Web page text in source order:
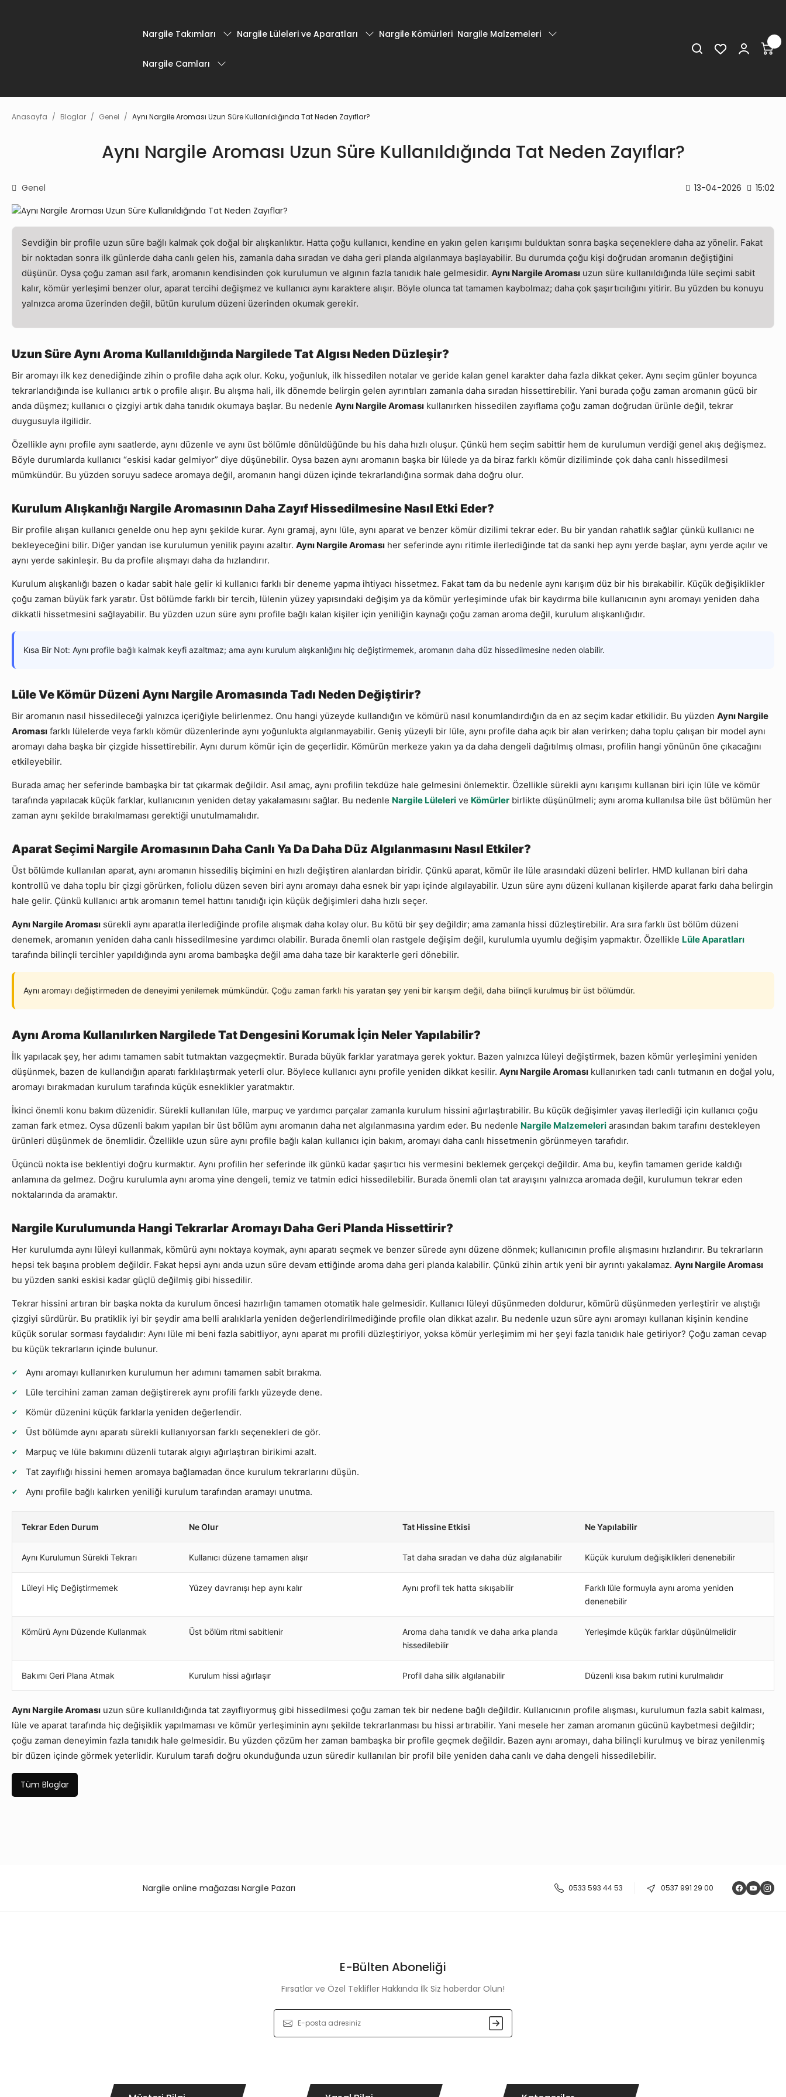
Nargile Takımları Nargile Lüleleri ve Aparatları Nargile Kömürleri Nargile Malzemeleri
Nargile Camları
Anasayfa Bloglar Genel Aynı Nargile Aroması Uzun Süre Kullanıldığında Tat Neden Zayıflar?
Aynı Nargile Aroması Uzun Süre Kullanıldığında Tat Neden Zayıflar?
Genel 13-04-2026 15:02
Sevdiğin bir profile uzun süre bağlı kalmak çok doğal bir alışkanlıktır. Hatta çoğu kullanıcı, kendine en yakın gelen karışımı bulduktan sonra başka seçeneklere daha az yönelir. Fakat
bir noktadan sonra ilk günlerde daha canlı gelen his, zamanla daha sıradan ve daha geri planda algılanmaya başlayabilir. Bu durumda çoğu kişi doğrudan aromanın değiştiğini
düşünür. Oysa çoğu zaman asıl fark, aromanın kendisinden çok kurulumun ve algının fazla tanıdık hale gelmesidir. Aynı Nargile Aroması uzun süre kullanıldığında lüle seçimi sabit
kalır, kömür yerleşimi benzer olur, aparat tercihi değişmez ve kullanıcı aynı karaktere alışır. Böyle olunca tat tamamen kaybolmaz; daha çok şaşırtıcılığını yitirir. Bu yüzden bu konuyu
yalnızca aroma üzerinden değil, bütün kurulum düzeni üzerinden okumak gerekir.
Uzun Süre Aynı Aroma Kullanıldığında Nargilede Tat Algısı Neden Düzleşir?
Bir aromayı ilk kez denediğinde zihin o profile daha açık olur. Koku, yoğunluk, ilk hissedilen notalar ve geride kalan genel karakter daha fazla dikkat çeker. Aynı seçim günler boyunca
tekrarlandığında ise kullanıcı artık o profile alışır. Bu alışma hali, ilk dönemde belirgin gelen ayrıntıları zamanla daha sıradan hissettirebilir. Yani burada çoğu zaman aromanın gücü bir
anda düşmez; kullanıcı o çizgiyi artık daha tanıdık okumaya başlar. Bu nedenle Aynı Nargile Aroması kullanırken hissedilen zayıflama çoğu zaman doğrudan ürünle değil, tekrar
duygusuyla ilgilidir.
Özellikle aynı profile aynı saatlerde, aynı düzenle ve aynı üst bölümle dönüldüğünde bu his daha hızlı oluşur. Çünkü hem seçim sabittir hem de kurulumun verdiği genel akış değişmez.
Böyle durumlarda kullanıcı “eskisi kadar gelmiyor” diye düşünebilir. Oysa bazen aynı aromanın başka bir lülede ya da biraz farklı kömür diziliminde çok daha canlı hissedilmesi
mümkündür. Bu yüzden soruyu sadece aromaya değil, aromanın hangi düzen içinde tekrarlandığına sormak daha doğru olur.
Kurulum Alışkanlığı Nargile Aromasının Daha Zayıf Hissedilmesine Nasıl Etki Eder?
Bir profile alışan kullanıcı genelde onu hep aynı şekilde kurar. Aynı gramaj, aynı lüle, aynı aparat ve benzer kömür dizilimi tekrar eder. Bu bir yandan rahatlık sağlar çünkü kullanıcı ne
bekleyeceğini bilir. Diğer yandan ise kurulumun yenilik payını azaltır. Aynı Nargile Aroması her seferinde aynı ritimle ilerlediğinde tat da sanki hep aynı yerde başlar, aynı yerde açılır ve
aynı yerde sakinleşir. Bu da profile alışmayı daha da hızlandırır.
Kurulum alışkanlığı bazen o kadar sabit hale gelir ki kullanıcı farklı bir deneme yapma ihtiyacı hissetmez. Fakat tam da bu nedenle aynı karışım düz bir his bırakabilir. Küçük değişiklikler
çoğu zaman büyük fark yaratır. Üst bölümde farklı bir tercih, lülenin yüzey yapısındaki değişim ya da kömür yerleşiminde ufak bir kaydırma bile kullanıcının aynı aromayı yeniden daha
dikkatli hissetmesini sağlayabilir. Bu yüzden uzun süre aynı profile bağlı kalan kişiler için yeniliğin kaynağı çoğu zaman aroma değil, kurulum alışkanlığıdır.
Kısa Bir Not: Aynı profile bağlı kalmak keyfi azaltmaz; ama aynı kurulum alışkanlığını hiç değiştirmemek, aromanın daha düz hissedilmesine neden olabilir.
Lüle Ve Kömür Düzeni Aynı Nargile Aromasında Tadı Neden Değiştirir?
Bir aromanın nasıl hissedileceği yalnızca içeriğiyle belirlenmez. Onu hangi yüzeyde kullandığın ve kömürü nasıl konumlandırdığın da en az seçim kadar etkilidir. Bu yüzden Aynı Nargile
Aroması farklı lülelerde veya farklı kömür düzenlerinde aynı yoğunlukta algılanmayabilir. Geniş yüzeyli bir lüle, aynı profile daha açık bir alan verirken; daha toplu çalışan bir model aynı
aromayı daha başka bir çizgide hissettirebilir. Aynı durum kömür için de geçerlidir. Kömürün merkeze yakın ya da daha dengeli dağıtılmış olması, profilin hangi yönünün öne çıkacağını
etkileyebilir.
Burada amaç her seferinde bambaşka bir tat çıkarmak değildir. Asıl amaç, aynı profilin tekdüze hale gelmesini önlemektir. Özellikle sürekli aynı karışımı kullanan biri için lüle ve kömür
tarafında yapılacak küçük farklar, kullanıcının yeniden detay yakalamasını sağlar. Bu nedenle Nargile Lüleleri ve Kömürler birlikte düşünülmeli; aynı aroma kullanılsa bile üst bölümün her
zaman aynı şekilde bırakılmaması gerektiği unutulmamalıdır.
Aparat Seçimi Nargile Aromasının Daha Canlı Ya Da Daha Düz Algılanmasını Nasıl Etkiler?
Üst bölümde kullanılan aparat, aynı aromanın hissediliş biçimini en hızlı değiştiren alanlardan biridir. Çünkü aparat, kömür ile lüle arasındaki düzeni belirler. HMD kullanan biri daha
kontrollü ve daha toplu bir çizgi görürken, foliolu düzen seven biri aynı aromayı daha esnek bir yapı içinde algılayabilir. Uzun süre aynı düzeni kullanan kişilerde aparat farkı daha belirgin
hale gelir. Çünkü kullanıcı artık aromanın temel hattını tanıdığı için küçük değişimleri daha hızlı seçer.
Aynı Nargile Aroması sürekli aynı aparatla ilerlediğinde profile alışmak daha kolay olur. Bu kötü bir şey değildir; ama zamanla hissi düzleştirebilir. Ara sıra farklı üst bölüm düzeni
denemek, aromanın yeniden daha canlı hissedilmesine yardımcı olabilir. Burada önemli olan rastgele değişim değil, kurulumla uyumlu değişim yapmaktır. Özellikle Lüle Aparatları
tarafında bilinçli tercihler yapıldığında aynı aroma bambaşka değil ama daha taze bir karakterle geri dönebilir.
Aynı aromayı değiştirmeden de deneyimi yenilemek mümkündür. Çoğu zaman farklı his yaratan şey yeni bir karışım değil, daha bilinçli kurulmuş bir üst bölümdür.
Aynı Aroma Kullanılırken Nargilede Tat Dengesini Korumak İçin Neler Yapılabilir?
İlk yapılacak şey, her adımı tamamen sabit tutmaktan vazgeçmektir. Burada büyük farklar yaratmaya gerek yoktur. Bazen yalnızca lüleyi değiştirmek, bazen kömür yerleşimini yeniden
düşünmek, bazen de kullandığın aparatı farklılaştırmak yeterli olur. Böylece kullanıcı aynı profile yeniden dikkat kesilir. Aynı Nargile Aroması kullanırken tadı canlı tutmanın en doğal yolu,
aromayı bırakmadan kurulum tarafında küçük esneklikler yaratmaktır.
İkinci önemli konu bakım düzenidir. Sürekli kullanılan lüle, marpuç ve yardımcı parçalar zamanla kurulum hissini ağırlaştırabilir. Bu küçük değişimler yavaş ilerlediği için kullanıcı çoğu
zaman fark etmez. Oysa düzenli bakım yapılan bir üst bölüm aynı aromanın daha net algılanmasına yardım eder. Bu nedenle Nargile Malzemeleri arasından bakım tarafını destekleyen
ürünleri düşünmek de önemlidir. Özellikle uzun süre aynı profile bağlı kalan kullanıcı için bakım, aromayı daha canlı hissetmenin görünmeyen tarafıdır.
Üçüncü nokta ise beklentiyi doğru kurmaktır. Aynı profilin her seferinde ilk günkü kadar şaşırtıcı his vermesini beklemek gerçekçi değildir. Ama bu, keyfin tamamen geride kaldığı
anlamına da gelmez. Doğru kurulumla aynı aroma yine dengeli, temiz ve tatmin edici hissedilebilir. Burada önemli olan tat arayışını yalnızca aromada değil, kurulumun tekrar eden
noktalarında da aramaktır.
Nargile Kurulumunda Hangi Tekrarlar Aromayı Daha Geri Planda Hissettirir?
Her kurulumda aynı lüleyi kullanmak, kömürü aynı noktaya koymak, aynı aparatı seçmek ve benzer sürede aynı düzene dönmek; kullanıcının profile alışmasını hızlandırır. Bu tekrarların
hepsi tek başına problem değildir. Fakat hepsi aynı anda uzun süre devam ettiğinde aroma daha geri planda kalabilir. Çünkü zihin artık yeni bir ayrıntı yakalamaz. Aynı Nargile Aroması
bu yüzden sanki eskisi kadar güçlü değilmiş gibi hissedilir.
Tekrar hissini artıran bir başka nokta da kurulum öncesi hazırlığın tamamen otomatik hale gelmesidir. Kullanıcı lüleyi düşünmeden doldurur, kömürü düşünmeden yerleştirir ve alıştığı
çizgiyi sürdürür. Bu pratiklik iyi bir şeydir ama belli aralıklarla yeniden değerlendirilmediğinde profile olan dikkat azalır. Bu nedenle uzun süre aynı aromayı kullanan kişinin kendine
küçük sorular sorması faydalıdır: Aynı lüle mi beni fazla sabitliyor, aynı aparat mı profili düzleştiriyor, yoksa kömür yerleşimim mi her şeyi fazla tanıdık hale getiriyor? Çoğu zaman cevap
bu küçük tekrarların içinde bulunur.
Aynı aromayı kullanırken kurulumun her adımını tamamen sabit bırakma.
Lüle tercihini zaman zaman değiştirerek aynı profili farklı yüzeyde dene.
Kömür düzenini küçük farklarla yeniden değerlendir.
Üst bölümde aynı aparatı sürekli kullanıyorsan farklı seçenekleri de gör.
Marpuç ve lüle bakımını düzenli tutarak algıyı ağırlaştıran birikimi azalt.
Tat zayıflığı hissini hemen aromaya bağlamadan önce kurulum tekrarlarını düşün.
Aynı profile bağlı kalırken yeniliği kurulum tarafından aramayı unutma.
Tekrar Eden Durum Ne Olur Tat Hissine Etkisi Ne Yapılabilir
Aynı Kurulumun Sürekli Tekrarı Kullanıcı düzene tamamen alışır Tat daha sıradan ve daha düz algılanabilir Küçük kurulum değişiklikleri denenebilir
Lüleyi Hiç Değiştirmemek Yüzey davranışı hep aynı kalır Aynı profil tek hatta sıkışabilir
Farklı lüle formuyla aynı aroma yeniden
denenebilir
Kömürü Aynı Düzende Kullanmak Üst bölüm ritmi sabitlenir
Aroma daha tanıdık ve daha arka planda
hissedilebilir
Yerleşimde küçük farklar düşünülmelidir
Bakımı Geri Plana Atmak Kurulum hissi ağırlaşır Profil daha silik algılanabilir Düzenli kısa bakım rutini kurulmalıdır
Aynı Nargile Aroması uzun süre kullanıldığında tat zayıflıyormuş gibi hissedilmesi çoğu zaman tek bir nedene bağlı değildir. Kullanıcının profile alışması, kurulumun fazla sabit kalması,
lüle ve aparat tarafında hiç değişiklik yapılmaması ve kömür yerleşiminin aynı şekilde tekrarlanması bu hissi artırabilir. Yani mesele her zaman aromanın gücünü kaybetmesi değildir;
çoğu zaman deneyimin fazla tanıdık hale gelmesidir. Bu yüzden çözüm her zaman bambaşka bir profile geçmek değildir. Bazen aynı aromayı, daha bilinçli kurulmuş ve biraz yenilenmiş
bir düzen içinde görmek yeterlidir. Kurulum tarafı doğru okunduğunda uzun süredir kullanılan bir profil bile yeniden daha canlı ve daha dengeli hissedilebilir.
Tüm Bloglar
Nargile online mağazası Nargile Pazarı 0533 593 44 53 0537 991 29 00
E-Bülten Aboneliği
Fırsatlar ve Özel Teklifler Hakkında İlk Siz haberdar Olun!